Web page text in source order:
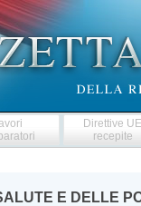
Direttive
recepite
E DELLE